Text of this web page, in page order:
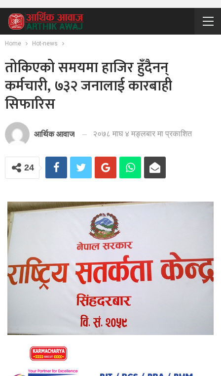
Home Hot-news
तोकिएको समयमा हाजिर हुँदैनन्
कर्मचारी, ७३२ जनालाई कारबाही
सिफारिस
आर्थिक आवाज २०७८ माघ ४ मङ्लबार मा प्रकाशित
24